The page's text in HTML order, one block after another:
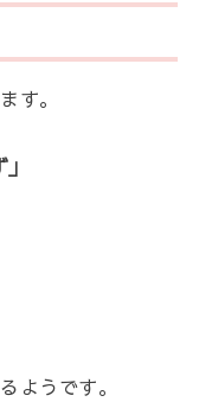
す。
ようです。